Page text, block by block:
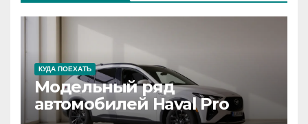
КУДА ПОЕХАТЬ
Модельный ряд
автомобилей Haval Pro